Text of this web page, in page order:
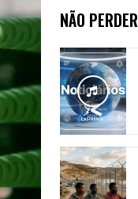
NÃO PERDER